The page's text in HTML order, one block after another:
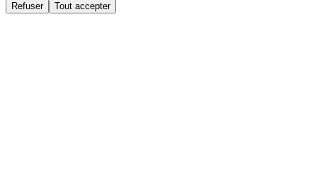
Refuser Tout accepter